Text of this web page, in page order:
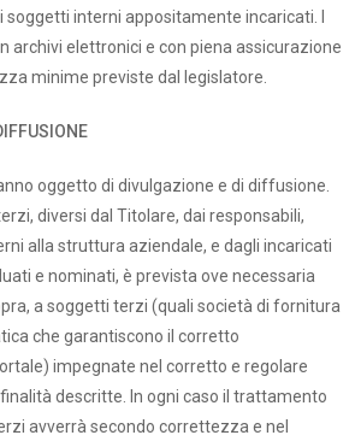
interni appositamente incaricati. I
archivi elettronici e con piena assicurazione
minime previste dal legislatore.
oggetto di divulgazione e di diffusione.
diversi dal Titolare, dai responsabili,
alla struttura aziendale, e dagli incaricati
e nominati, è prevista ove necessaria
a soggetti terzi (quali società di fornitura
che garantiscono il corretto
impegnate nel corretto e regolare
descritte. In ogni caso il trattamento
avverrà secondo correttezza e nel